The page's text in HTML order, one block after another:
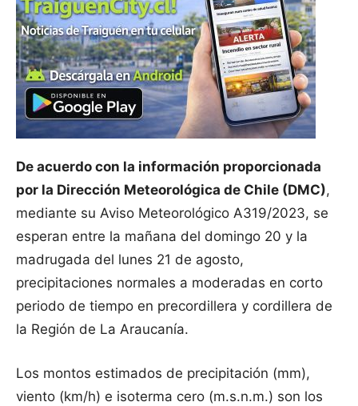
De acuerdo con la información proporcionada
por la Dirección Meteorológica de Chile (DMC),
mediante su Aviso Meteorológico A319/2023, se
esperan entre la mañana del domingo 20 y la
madrugada del lunes 21 de agosto,
precipitaciones normales a moderadas en corto
periodo de tiempo en precordillera y cordillera de
la Región de La Araucanía.
Los montos estimados de precipitación (mm),
viento (km/h) e isoterma cero (m.s.n.m.) son los